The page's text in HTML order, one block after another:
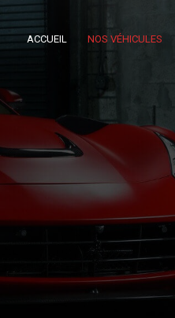
ACCUEIL NOS VÉHICULES